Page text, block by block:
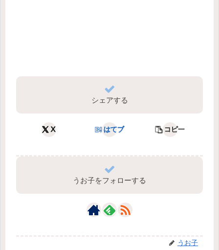
シェアする
X はてブ コピー
うお子をフォローする
うお子